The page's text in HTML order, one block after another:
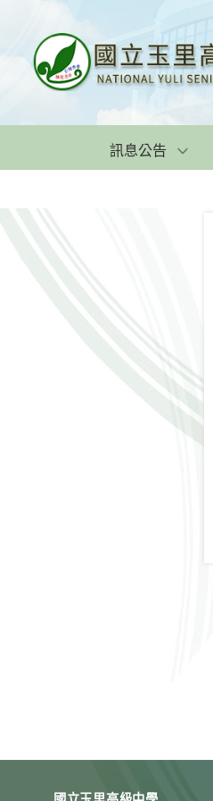
訊息公告